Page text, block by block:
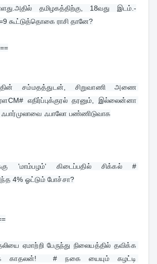
தமிழகத்திற்கு, 18வது இடம்.-
கூட்டுத்தொகை ராசி தானே?
சம்மதத்துடன், சிறுவாணி அணை
எதிர்ப்புக்குரல் தரனும், இல்லைன்னா
ஃபாலோ பண்ணிடுவாக
'மாம்பழம்' கிடைப்பதில் சிக்கல் #
4% ஓட்டும் போச்சா?
ஏமாற்றி பேருந்து நிலையத்தில் தவிக்க
காதலன்!  # நகை யையும் கழட்டி